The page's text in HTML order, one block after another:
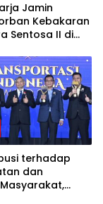
Jamin
Kebakaran
Sentosa II di
terhadap
dan